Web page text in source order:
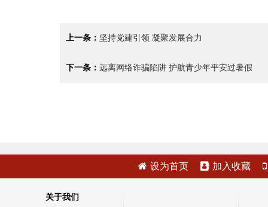
上一条： 坚持党建引领 凝聚发展合力
下一条： 远离网络诈骗陷阱 护航青少年平安过暑假
设为首页 加入收藏
关于我们